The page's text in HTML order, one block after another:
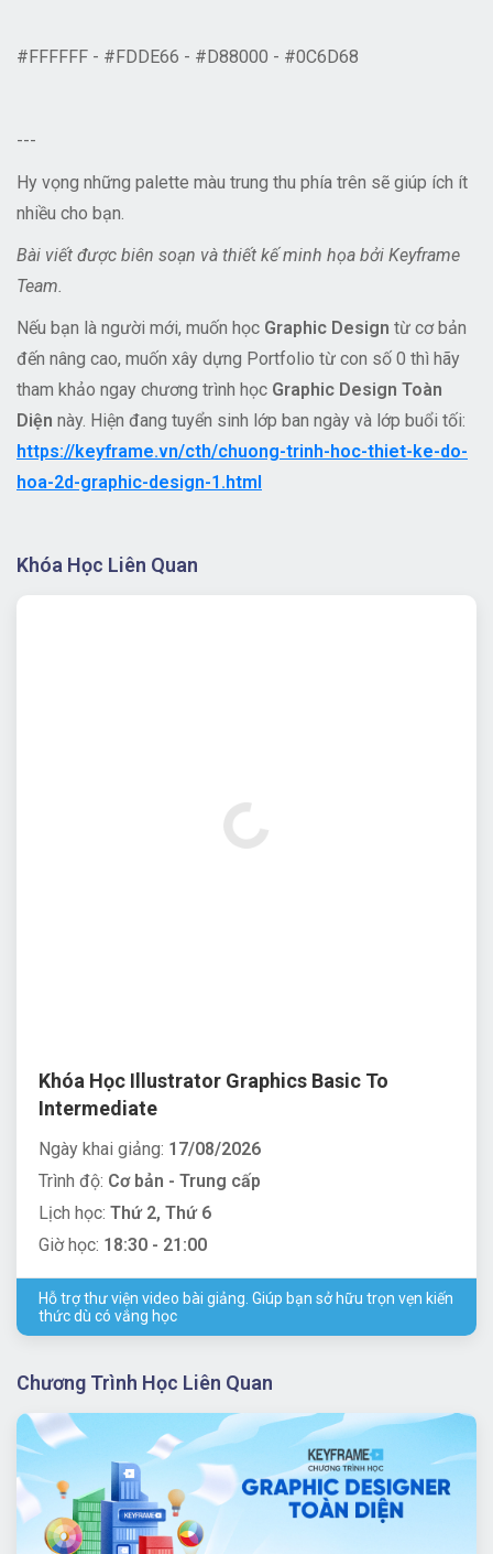
#FFFFFF - #FDDE66 - #D88000 - #0C6D68
---
Hy vọng những palette màu trung thu phía trên sẽ giúp ích ít
nhiều cho bạn.
Bài viết được biên soạn và thiết kế minh họa bởi Keyframe
Team.
Nếu bạn là người mới, muốn học Graphic Design từ cơ bản
đến nâng cao, muốn xây dựng Portfolio từ con số 0 thì hãy
tham khảo ngay chương trình học Graphic Design Toàn
Diện này. Hiện đang tuyển sinh lớp ban ngày và lớp buổi tối:
https://keyframe.vn/cth/chuong-trinh-hoc-thiet-ke-do-
hoa-2d-graphic-design-1.html
Khóa Học Liên Quan
Khóa Học Illustrator Graphics Basic To
Intermediate
Ngày khai giảng: 17/08/2026
Trình độ: Cơ bản - Trung cấp
Lịch học: Thứ 2, Thứ 6
Giờ học: 18:30 - 21:00
Hỗ trợ thư viện video bài giảng. Giúp bạn sở hữu trọn vẹn kiến
thức dù có vắng học
Chương Trình Học Liên Quan